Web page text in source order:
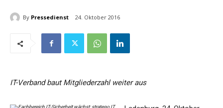
By Pressedienst 24. Oktober 2016
IT-Verband baut Mitgliederzahl weiter aus